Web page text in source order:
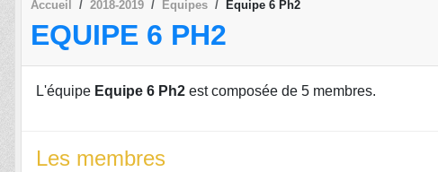
Accueil 2018-2019 Equipes Equipe 6 Ph2
EQUIPE 6 PH2
L'équipe Equipe 6 Ph2 est composée de 5 membres.
Les membres